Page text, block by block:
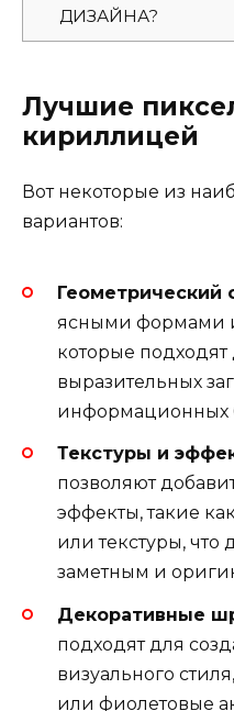
ДИЗАЙНА?
Лучшие
кириллицей
Вот некоторые из
вариантов:
Геометрический
ясными формами
которые подходят
выразительных
информационных
Текстуры и
позволяют
эффекты, такие
или текстуры, что
заметным и
Декоративные
подходят для
визуального
или фиолетовые